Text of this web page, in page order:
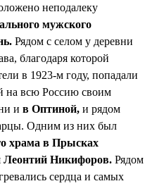
неподалеку
мужского
Рядом с селом у деревни
благодаря которой
в 1923-м году, попадали
на всю Россию своим
и в Оптиной, и рядом
Одним из них был
храма в Прысках
Никифоров. Рядом
сердца и самых